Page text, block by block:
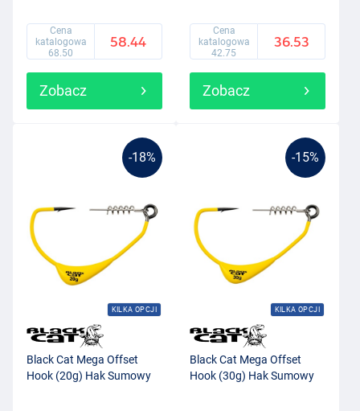
Cena
katalogowa
68.50
58.44
Zobacz
Cena
katalogowa
42.75
36.53
Zobacz
-18%
KILKA OPCJI
Black Cat Mega Offset
Hook (20g) Hak Sumowy
-15%
KILKA OPCJI
Black Cat Mega Offset
Hook (30g) Hak Sumowy